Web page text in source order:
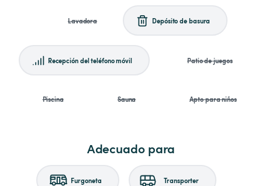
Lavadora Depósito de basura
Recepción del teléfono móvil Patio de juegos
Piscina Sauna Apto para niños
Adecuado para
Furgoneta Transporter